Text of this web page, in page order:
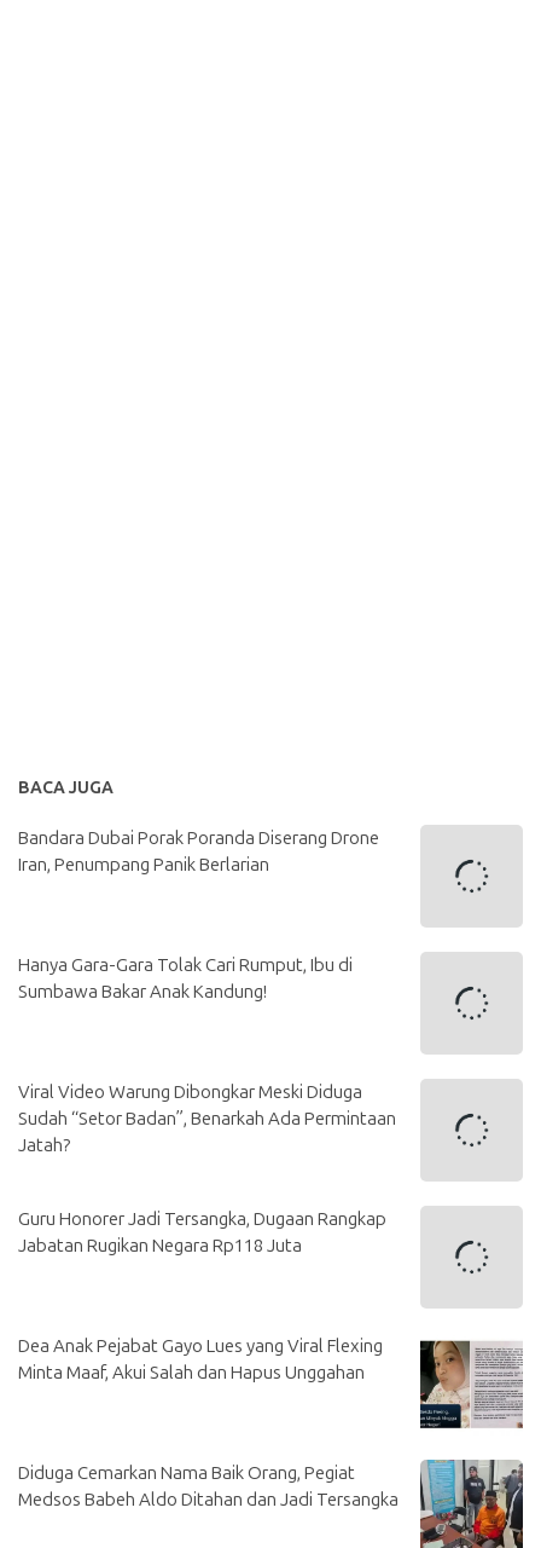
BACA JUGA
Bandara Dubai Porak Poranda Diserang Drone
Iran, Penumpang Panik Berlarian
Hanya Gara-Gara Tolak Cari Rumput, Ibu di
Sumbawa Bakar Anak Kandung!
Viral Video Warung Dibongkar Meski Diduga
Sudah “Setor Badan”, Benarkah Ada Permintaan
Jatah?
Guru Honorer Jadi Tersangka, Dugaan Rangkap
Jabatan Rugikan Negara Rp118 Juta
Dea Anak Pejabat Gayo Lues yang Viral Flexing
Minta Maaf, Akui Salah dan Hapus Unggahan
Diduga Cemarkan Nama Baik Orang, Pegiat
Medsos Babeh Aldo Ditahan dan Jadi Tersangka